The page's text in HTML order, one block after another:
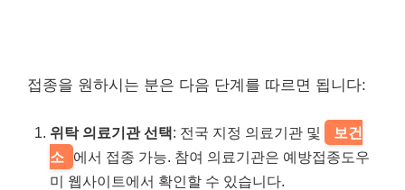
접종을 원하시는 분은 다음 단계를 따르면 됩니다:
위탁 의료기관 선택: 전국 지정 의료기관 및
보건
소
에서 접종 가능. 참여 의료기관은 예방접종도우
미 웹사이트에서 확인할 수 있습니다.